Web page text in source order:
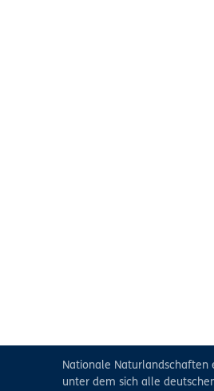
Nationale Naturlandschaften
unter dem sich alle